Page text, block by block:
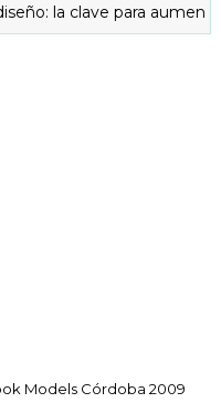
clave para aumentar la
Models Córdoba 2009